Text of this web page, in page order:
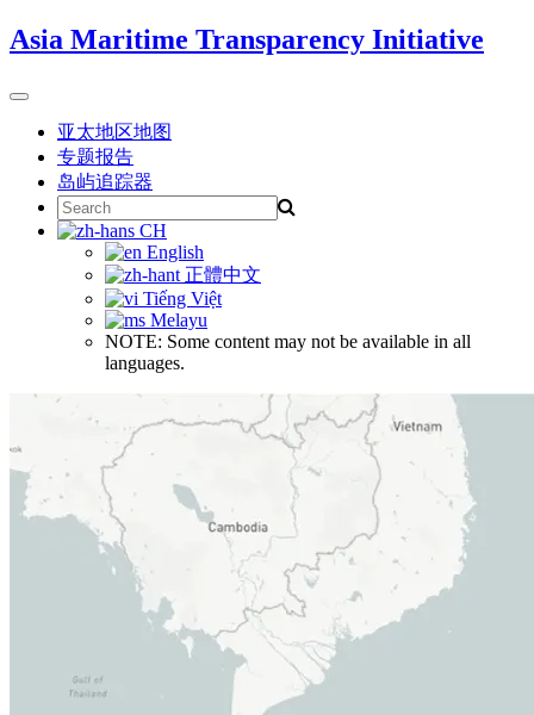
Skip
to
Asia Maritime Transparency Initiative
Toggle
navigation亚太地区地图
专题报告
岛屿追踪器
Search
for:
CH
English
正體中文
Tiếng Việt
Melayu
NOTE: Some content may not be available in all
languages.